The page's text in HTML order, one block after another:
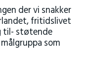
der vi snakker
fritidslivet
til- støtende
som